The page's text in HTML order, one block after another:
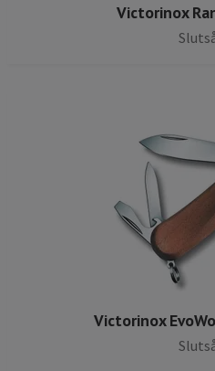
Victorinox
Victorinox